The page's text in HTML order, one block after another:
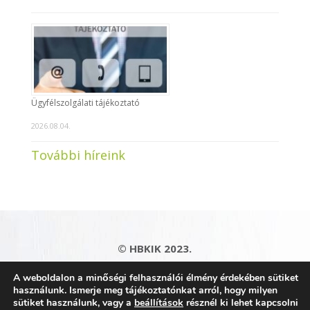
Ügyfélszolgálati tájékoztató
2026.08.04.
További híreink
© HBKIK 2023.
Adatkezelési tájékoztató|Impresszum|
Kapcsolat|Honlaptérkép
A weboldalon a minőségi felhasználói élmény érdekében sütiket
használunk. Ismerje meg tájékoztatónkat arról, hogy milyen
sütiket használunk, vagy a beállítások résznél ki lehet kapcsolni